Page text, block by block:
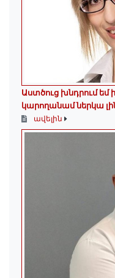
Աստծուց խնդրում եմ
կարողանամ ներկա
ավելին